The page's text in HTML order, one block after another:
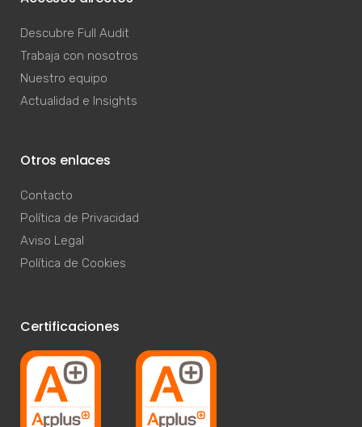
Descubre Full Audit
Trabaja con nosotros
Nuestro equipo
Contacto
Política de Privacidad
Aviso Legal
Certificaciones